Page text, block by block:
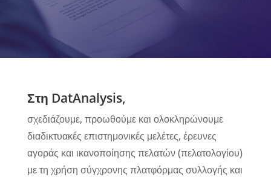
Στη DatAnalysis,
σχεδιάζουμε, προωθούμε και ολοκληρώνουμε
διαδικτυακές επιστημονικές μελέτες, έρευνες
αγοράς και ικανοποίησης πελατών (πελατολογίου)
με τη χρήση σύγχρονης πλατφόρμας συλλογής και